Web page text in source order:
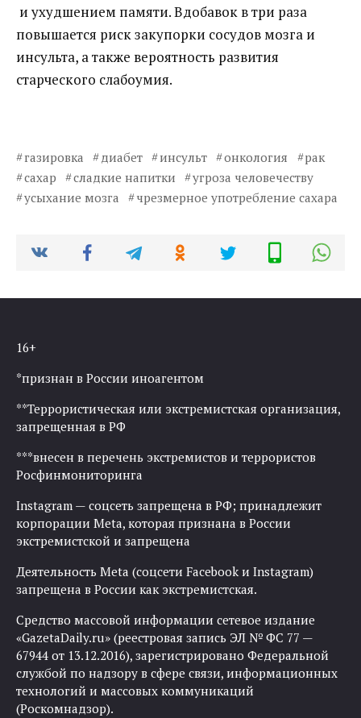
и ухудшением памяти. Вдобавок в три раза
повышается риск закупорки сосудов мозга и
инсульта, а также вероятность развития
старческого слабоумия.
газировка диабет инсульт онкология
рак
сахар
сладкие напитки
угроза человечеству
усыхание мозга
чрезмерное употребление сахара
16+
*признан в России иноагентом
**Террористическая или экстремистская организация,
запрещенная в РФ
***внесен в перечень экстремистов и террористов
Росфинмониторинга
Instagram — соцсеть запрещена в РФ; принадлежит
корпорации Meta, которая признана в России
экстремистской и запрещена
Деятельность Meta (соцсети Facebook и Instagram)
запрещена в России как экстремистская.
Средство массовой информации сетевое издание
«GazetaDaily.ru» (реестровая запись ЭЛ № ФС 77 —
67944 от 13.12.2016), зарегистрировано Федеральной
службой по надзору в сфере связи, информационных
технологий и массовых коммуникаций
(Роскомнадзор).